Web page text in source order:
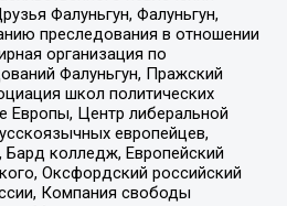
Фалуньгун, Фалуньгун,
преследования в отношении
организация по
Фалуньгун, Пражский
школ политических
Европы, Центр либеральной
европейцев,
колледж, Европейский
Оксфордский российский
Компания свободы